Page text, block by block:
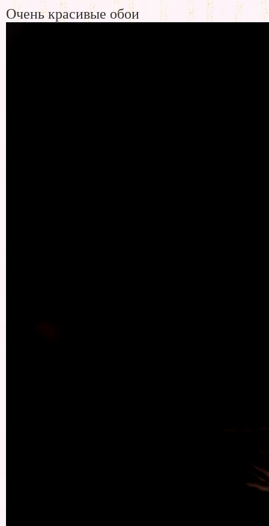
Очень красивые обои